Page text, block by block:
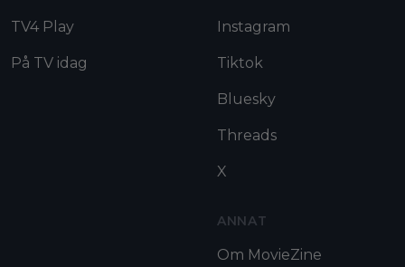
TV4 Play
På TV idag
Instagram
Tiktok
Bluesky
Threads
X
ANNAT
Om MovieZine